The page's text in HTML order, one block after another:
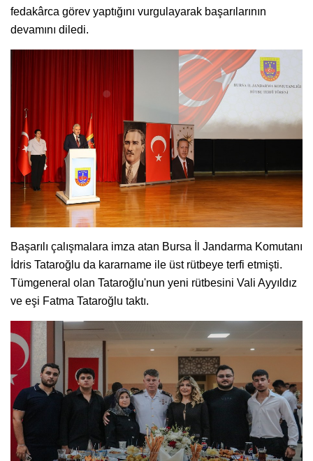
fedakârca görev yaptığını vurgulayarak başarılarının
devamını diledi.
Başarılı çalışmalara imza atan Bursa İl Jandarma Komutanı
İdris Tataroğlu da kararname ile üst rütbeye terfi etmişti.
Tümgeneral olan Tataroğlu'nun yeni rütbesini Vali Ayyıldız
ve eşi Fatma Tataroğlu taktı.